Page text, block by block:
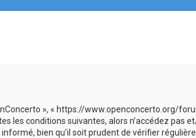
», « https://www.openconcerto.org/
les conditions suivantes, alors n’accédez pas
bien qu’il soit prudent de vérifier